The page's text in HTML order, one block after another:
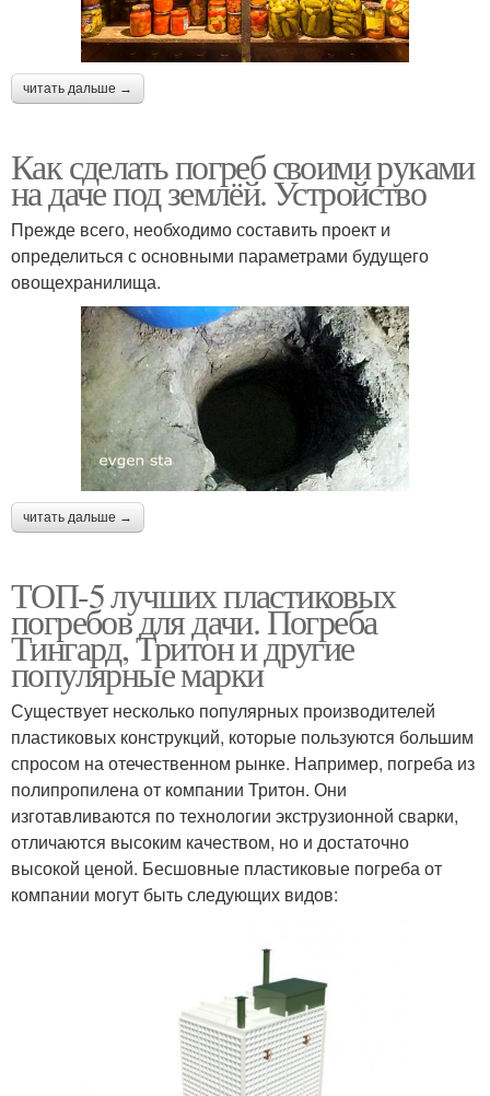
читать дальше →
Как сделать погреб своими руками
на даче под землёй. Устройство
Прежде всего, необходимо составить проект и
определиться с основными параметрами будущего
овощехранилища.
читать дальше →
ТОП-5 лучших пластиковых
погребов для дачи. Погреба
Тингард, Тритон и другие
популярные марки
Существует несколько популярных производителей
пластиковых конструкций, которые пользуются большим
спросом на отечественном рынке. Например, погреба из
полипропилена от компании Тритон. Они
изготавливаются по технологии экструзионной сварки,
отличаются высоким качеством, но и достаточно
высокой ценой. Бесшовные пластиковые погреба от
компании могут быть следующих видов: